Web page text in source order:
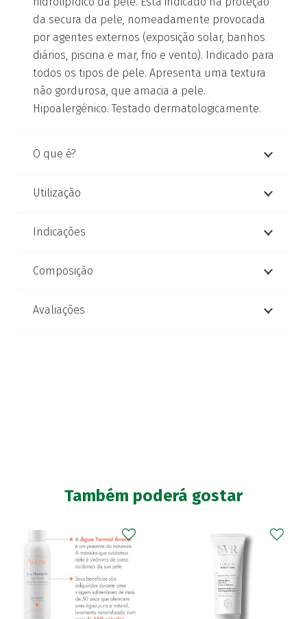
da secura da pele, nomeadamente provocada
por agentes externos (exposição solar, banhos
diários, piscina e mar, frio e vento). Indicado para
todos os tipos de pele. Apresenta uma textura
não gordurosa, que amacia a pele.
Hipoalergénico. Testado dermatologicamente.
O que é?
Utilização
Indicações
Composição
Avaliações
Também poderá gostar